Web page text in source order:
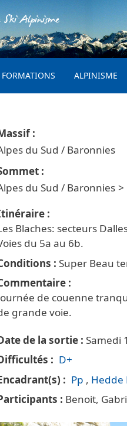
Ski Alpinisme
FORMATIONS ALPINISME
du Sud / Baronnies
du Sud / Baronnies
Blaches: secteurs
du 5a au 6b.
Super Beau
de couenne
grande voie.
de la sortie
Samedi
D+
Pp
Hedde
Benoit,
principale